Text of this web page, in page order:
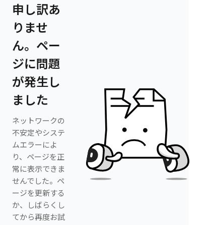
申し訳あ
りませ
ん。ペー
ジに問題
が発生し
ました
ネットワークの
不安定やシステ
ムエラーによ
り、ページを正
常に表示できま
せんでした。ペ
ージを更新する
か、しばらくし
てから再度お試